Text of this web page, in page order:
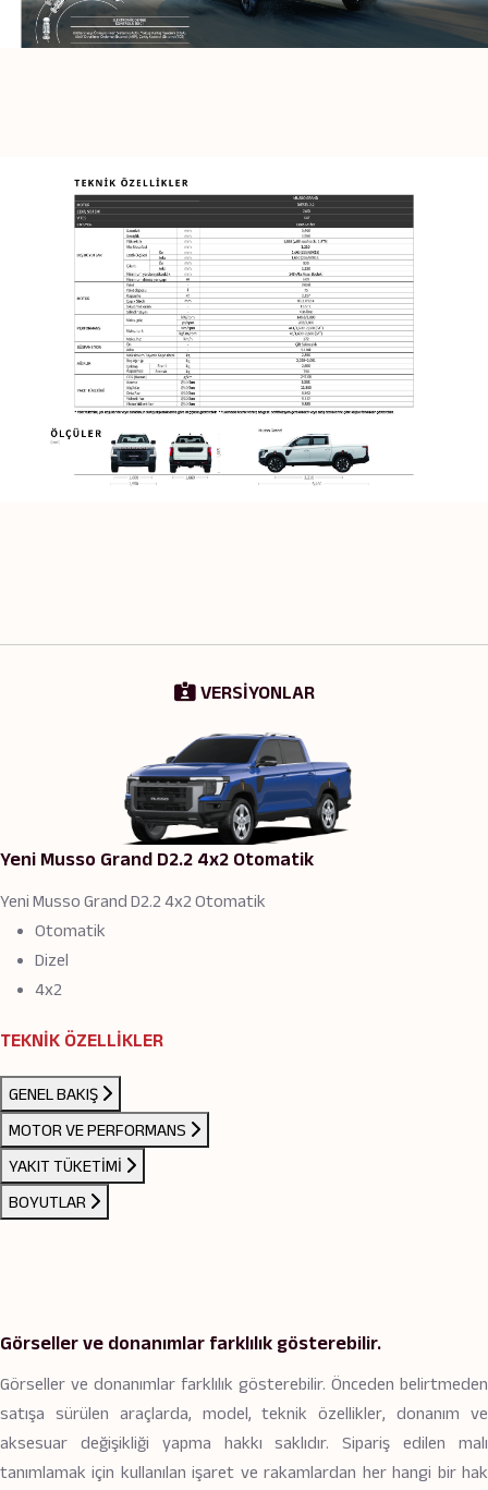
VERSİYONLAR
Yeni Musso Grand D2.2 4x2 Otomatik
Yeni Musso Grand D2.2 4x2 Otomatik
Otomatik
Dizel
4x2
TEKNİK ÖZELLİKLER
GENEL BAKIŞ
MOTOR VE PERFORMANS
YAKIT TÜKETİMİ
BOYUTLAR
Görseller ve donanımlar farklılık gösterebilir.
Görseller ve donanımlar farklılık gösterebilir. Önceden belirtmeden
satışa sürülen araçlarda, model, teknik özellikler, donanım ve
aksesuar değişikliği yapma hakkı saklıdır. Sipariş edilen malı
tanımlamak için kullanılan işaret ve rakamlardan her hangi bir hak